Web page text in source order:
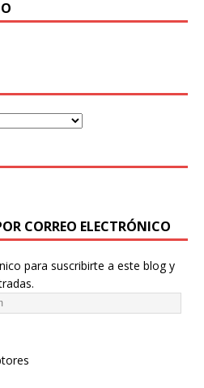
CORREO ELECTRÓNICO
para suscribirte a este blog y